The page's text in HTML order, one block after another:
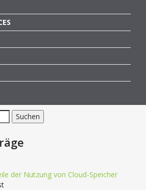
der Nutzung von Cloud-Speicher